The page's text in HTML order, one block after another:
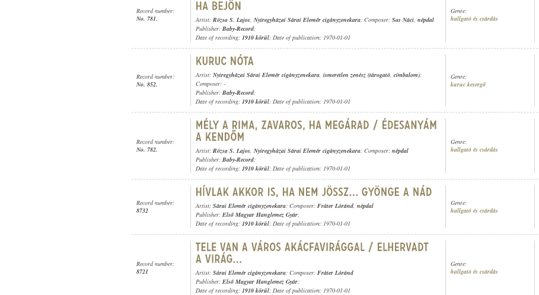
Record number:
No. 781.
Artist: Rózsa S. Lajos, Nyiregyházai Sárai Elemér cigányzenekara; Composer: Sas Náci, népdal
Publisher: Baby-Record;
Date of recording: 1910 körül; Date of publication: 1970-01-01
Genre:
hallgató és csárdás
Record number:
No. 852.
Artist: Nyiregyházai Sárai Elemér cigányzenekara, ismeretlen zenész (tárogató, cimbalom);
Composer: -
Publisher: Baby-Record;
Date of recording: 1910 körül; Date of publication: 1970-01-01
Genre:
kuruc kesergő
Record number:
No. 782.
Artist: Rózsa S. Lajos, Nyiregyházai Sárai Elemér cigányzenekara; Composer: népdal
Publisher: Baby-Record;
Date of recording: 1910 körül; Date of publication: 1970-01-01
Genre:
hallgató és csárdás
Record number:
8732
Artist: Sárai Elemér cigányzenekara; Composer: Fráter Lóránd, népdal
Publisher: Első Magyar Hanglemez Gyár;
Date of recording: 1910 körül; Date of publication: 1970-01-01
Genre:
hallgató és csárdás
Record number:
8721
Artist: Sárai Elemér cigányzenekara; Composer: Fráter Lóránd
Publisher: Első Magyar Hanglemez Gyár;
Date of recording: 1910 körül; Date of publication: 1970-01-01
Genre:
hallgató és csárdás